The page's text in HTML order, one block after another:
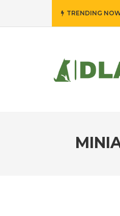
TRENDING
Gdzie wywołać swoje